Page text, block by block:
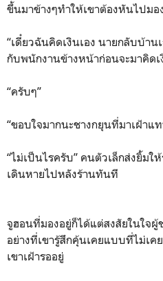
ขึ้นมาข้างๆทำให้เขาต้องหันไปมอ
“เดี๋ยวฉันคิดเงินเอง นายกลับบ้าน
กับพนักงานข้างหน้าก่อนจะมาคิดเ
“ครับๆ”
“ขอบใจมากนะชางกยุนที่มาเฝ้าแ
“ไม่เป็นไรครับ” คนตัวเล็กส่งยิ้ม
เดินหายไปหลังร้านทันที
จูฮอนที่มองอยู่ก็ได้แต่สงสัยในใจผู้
อย่างที่เขารู้สึกคุ้นเคยแบบที่ไม่เ
เขาเฝ้ารออยู่